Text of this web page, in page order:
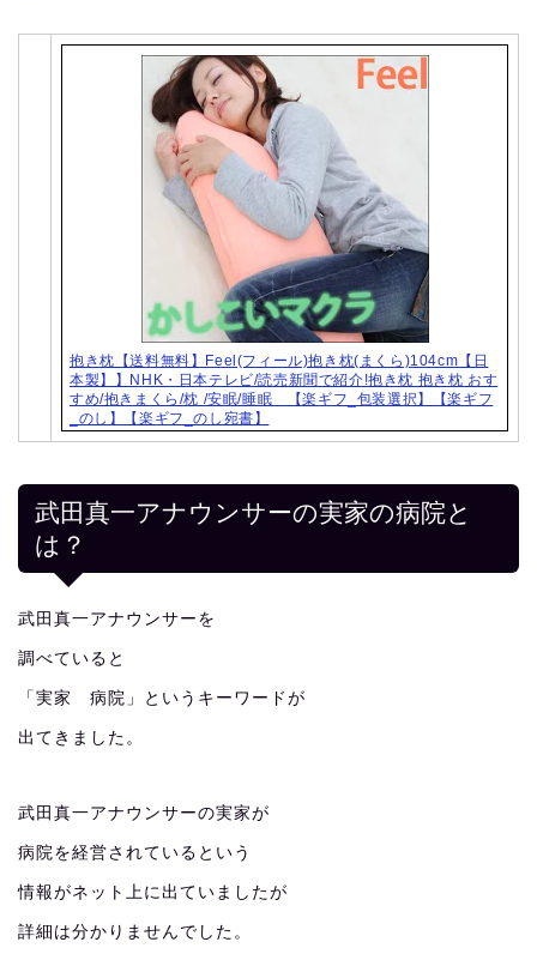
抱き枕【送料無料】Feel(フィール)抱き枕(まくら)104cm【日
本製】】NHK・日本テレビ/読売新聞で紹介!抱き枕 抱き枕 おす
すめ/抱きまくら/枕 /安眠/睡眠 【楽ギフ_包装選択】【楽ギフ
_のし】【楽ギフ_のし宛書】
武田真一アナウンサーの実家の病院と
は？
武田真一アナウンサーを
調べていると
「実家 病院」というキーワードが
出てきました。
武田真一アナウンサーの実家が
病院を経営されているという
情報がネット上に出ていましたが
詳細は分かりませんでした。